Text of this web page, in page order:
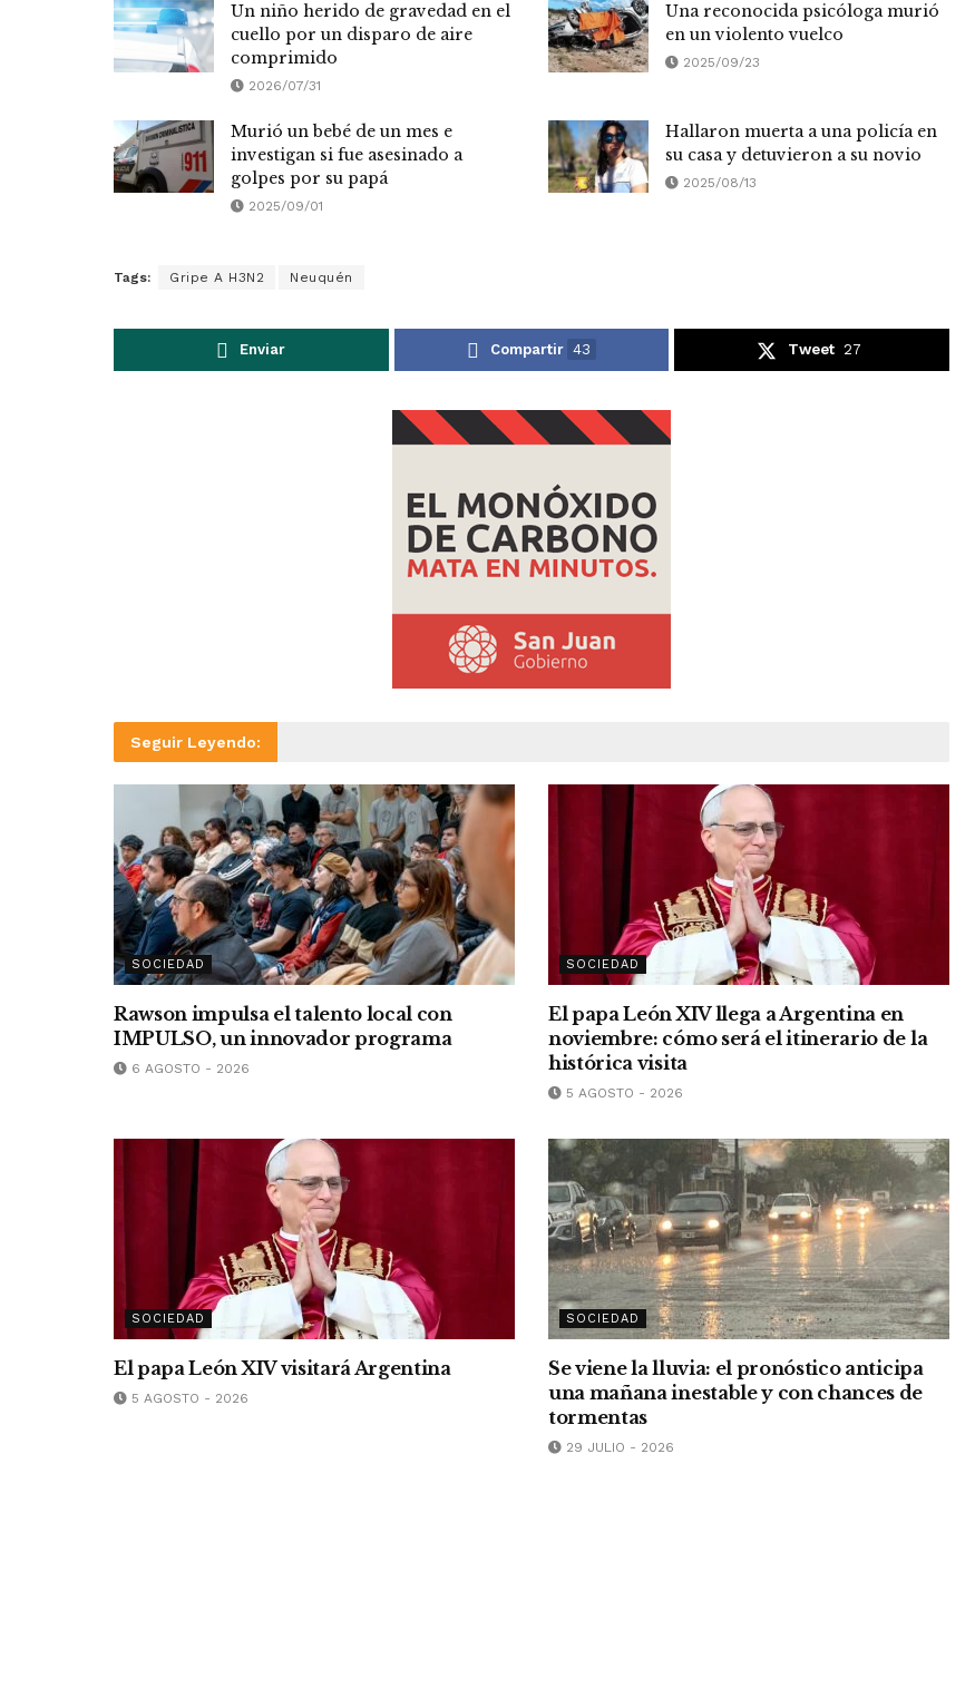
Un niño herido de gravedad en el
cuello por un disparo de aire
comprimido
2026/07/31
Una reconocida psicóloga murió
en un violento vuelco
2025/09/23
Murió un bebé de un mes e
investigan si fue asesinado a
golpes por su papá
2025/09/01
Hallaron muerta a una policía en
su casa y detuvieron a su novio
2025/08/13
Tags: Gripe A H3N2 Neuquén
Enviar Compartir 43 Tweet 27
Seguir Leyendo:
SOCIEDAD
Rawson impulsa el talento local con
IMPULSO, un innovador programa
6 AGOSTO - 2026
SOCIEDAD
El papa León XIV llega a Argentina en
noviembre: cómo será el itinerario de la
histórica visita
5 AGOSTO - 2026
SOCIEDAD
El papa León XIV visitará Argentina
5 AGOSTO - 2026
SOCIEDAD
Se viene la lluvia: el pronóstico anticipa
una mañana inestable y con chances de
tormentas
29 JULIO - 2026